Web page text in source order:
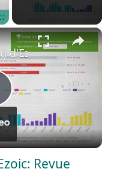
Fullscreen ×
d'Ezoic: Revue
Revue